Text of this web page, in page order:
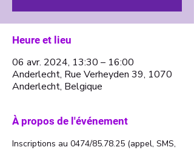
Heure et lieu
06 avr. 2024, 13:30 – 16:00
Anderlecht, Rue Verheyden 39, 1070
Anderlecht, Belgique
À propos de l'événement
Inscriptions au 0474/85.78.25 (appel, SMS,